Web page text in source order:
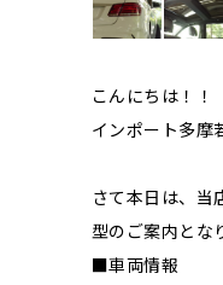
こんにちは！！
インポート多摩
さて本日は、当
型のご案内とな
■車両情報